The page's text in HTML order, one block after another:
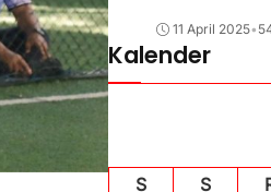
11 April 2025•
Kalender
S
S